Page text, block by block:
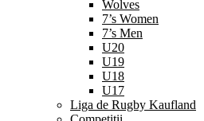
Wolves
7’s Women
7’s Men
U20
U19
U18
U17
Liga de Rugby Kaufland